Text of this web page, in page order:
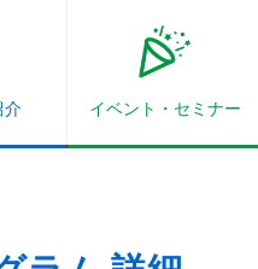
介 イベント・ セミナー